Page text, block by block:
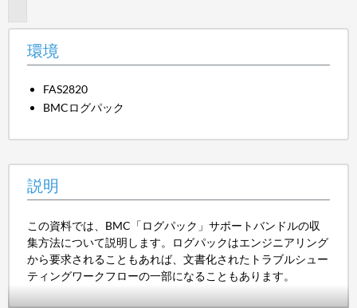
環境
FAS2820
BMCログパック
説明
この資料では、BMC「ログパック」サポートバンドルの収
集方法について説明します。ログパックはエンジニアリング
から要求されることもあれば、文書化されたトラブルシュー
ティングワークフローの一部になることもあります。